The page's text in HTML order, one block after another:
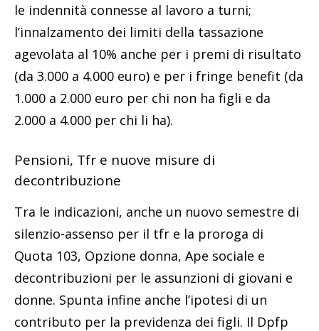
le indennità connesse al lavoro a turni;
l’innalzamento dei limiti della tassazione
agevolata al 10% anche per i premi di risultato
(da 3.000 a 4.000 euro) e per i fringe benefit (da
1.000 a 2.000 euro per chi non ha figli e da
2.000 a 4.000 per chi li ha).
Pensioni, Tfr e nuove misure di
decontribuzione
Tra le indicazioni, anche un nuovo semestre di
silenzio-assenso per il tfr e la proroga di
Quota 103, Opzione donna, Ape sociale e
decontribuzioni per le assunzioni di giovani e
donne. Spunta infine anche l’ipotesi di un
contributo per la previdenza dei figli. Il Dpfp